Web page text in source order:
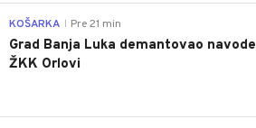
KOŠARKA Pre 21 min
Grad Banja Luka demantovao navode
ŽKK Orlovi